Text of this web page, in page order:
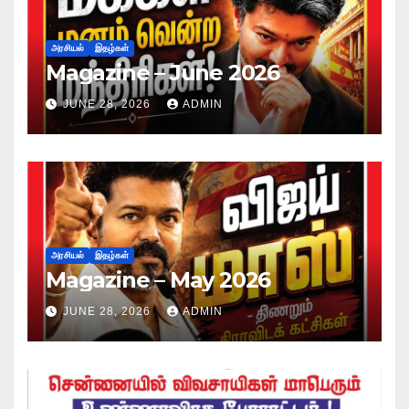
அரசியல் இதழ்கள்
Magazine – June 2026
JUNE 28, 2026 ADMIN
அரசியல் இதழ்கள்
Magazine – May 2026
JUNE 28, 2026 ADMIN